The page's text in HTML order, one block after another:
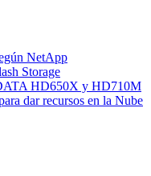
NetApp
Storage
HD650X y HD710M
dar recursos en la Nube